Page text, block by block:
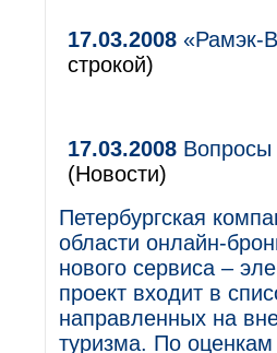
17.03.2008 «Рамэк-
строкой)
17.03.2008 Вопросы
(Новости)
Петербургская
области онлайн-
нового сервиса –
проект входит в
направленных на
туризма. По оценкам